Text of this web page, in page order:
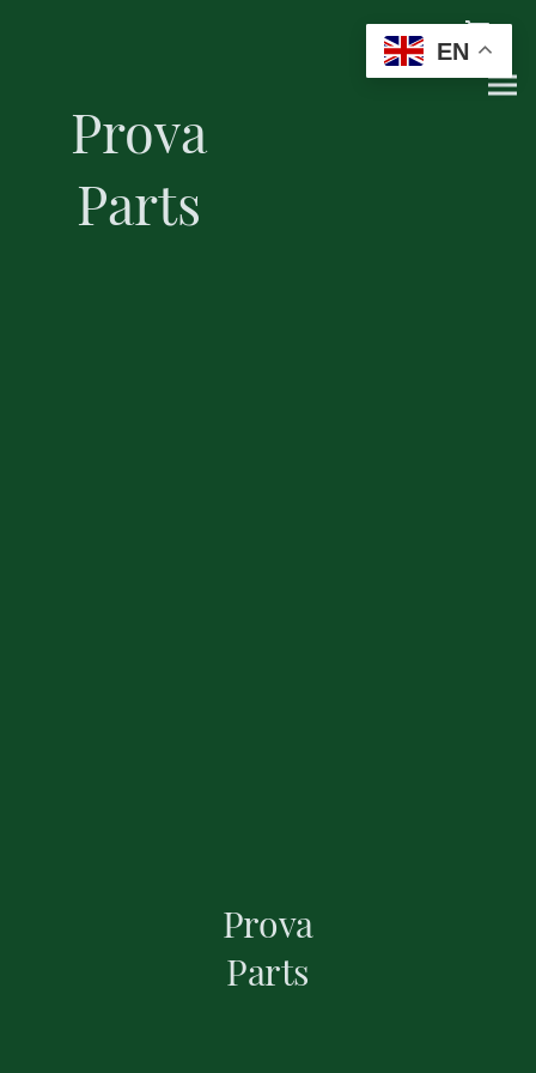
Prova
Parts
Prova
Parts
EN